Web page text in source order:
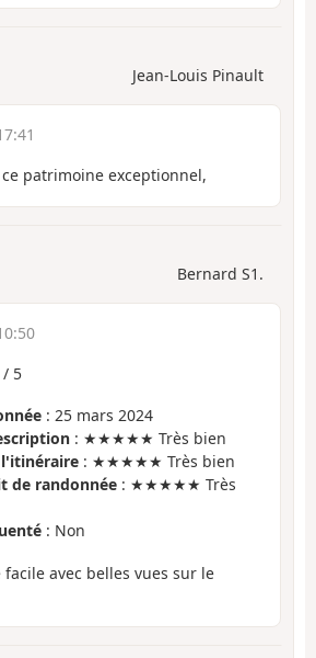
Jean-Louis Pinault
patrimoine exceptionnel,
Bernard S1.
/ 5
: 25 mars 2024
: ★★★★★ Très bien
l'itinéraire : ★★★★★ Très bien
de randonnée : ★★★★★ Très
: Non
avec belles vues sur le